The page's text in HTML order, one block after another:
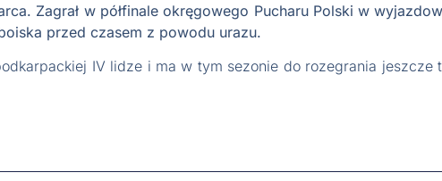
Zagrał w półfinale okręgowego Pucharu Polski w
przed czasem z powodu urazu.
IV lidze i ma w tym sezonie do rozegrania jeszcze